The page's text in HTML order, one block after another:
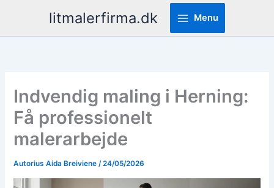
turinio
litmalerfirma.dk Menu
Indvendig maling i Herning:
Få professionelt
malerarbejde
Autorius Aida Breiviene/24/05/2026